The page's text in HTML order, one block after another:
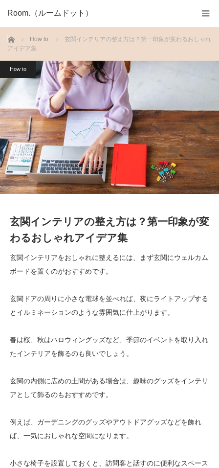
Room.（ルームドット）
ホーム How to
玄関インテリアの整え方は？第一印象が変わるおしゃれ
アイデア集
How to
玄関インテリアの整え方は？第一印象が変
わるおしゃれアイデア集
玄関インテリアをおしゃれに整えるには、まず玄関にウェルカム
ボードを置くのがおすすめです。
玄関ドアの周りに小さな電球を並べれば、夜にライトアップする
とイルミネーションのような雰囲気に仕上がります。
春は桜、秋はハロウィングッズなど、季節のイベントを取り入れ
たインテリアを飾るのも良いでしょう。
玄関の内側に広めの土間がある場合は、趣味のグッズをインテリ
アとして飾るのもおすすめです。
例えば、ガーデニングのグッズやアウトドアグッズなどを飾れ
ば、一気におしゃれな空間になります。
小さな椅子を設置しておくと、訪問客と話すのに便利なスペース